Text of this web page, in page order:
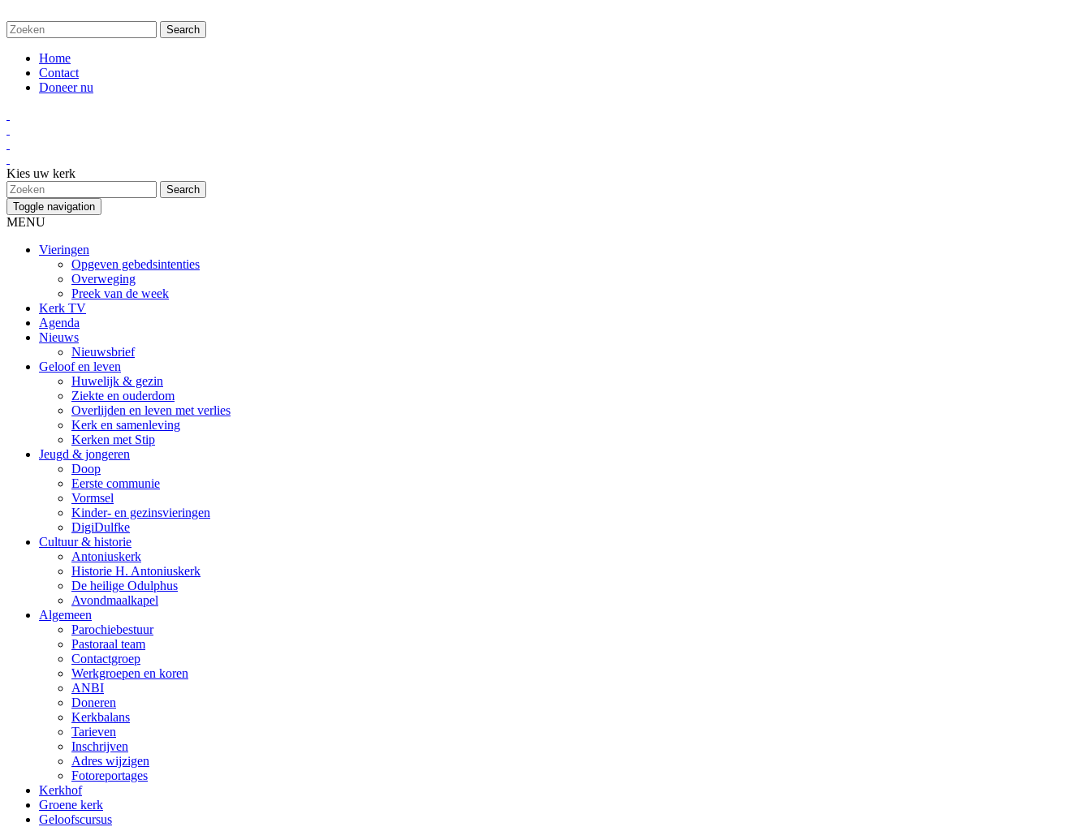
Home
Contact
Doneer nu
Kies uw kerk
Toggle navigation
MENU
Vieringen
Opgeven gebedsintenties
Overweging
Preek van de week
Kerk TV
Agenda
Nieuws
Nieuwsbrief
Geloof en leven
Huwelijk & gezin
Ziekte en ouderdom
Overlijden en leven met verlies
Kerk en samenleving
Kerken met Stip
Jeugd & jongeren
Doop
Eerste communie
Vormsel
Kinder- en gezinsvieringen
DigiDulfke
Cultuur & historie
Antoniuskerk
Historie H. Antoniuskerk
De heilige Odulphus
Avondmaalkapel
Algemeen
Parochiebestuur
Pastoraal team
Contactgroep
Werkgroepen en koren
ANBI
Doneren
Kerkbalans
Tarieven
Inschrijven
Adres wijzigen
Fotoreportages
Kerkhof
Groene kerk
Geloofscursus